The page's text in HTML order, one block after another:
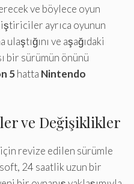
ve böylece oyun
ayrıca oyunun
ve aşağıdaki
bir sürümün önünü
5hatta Nintendo
ve Değişiklikler
revize edilen sürümle
24 saatlik uzun bir